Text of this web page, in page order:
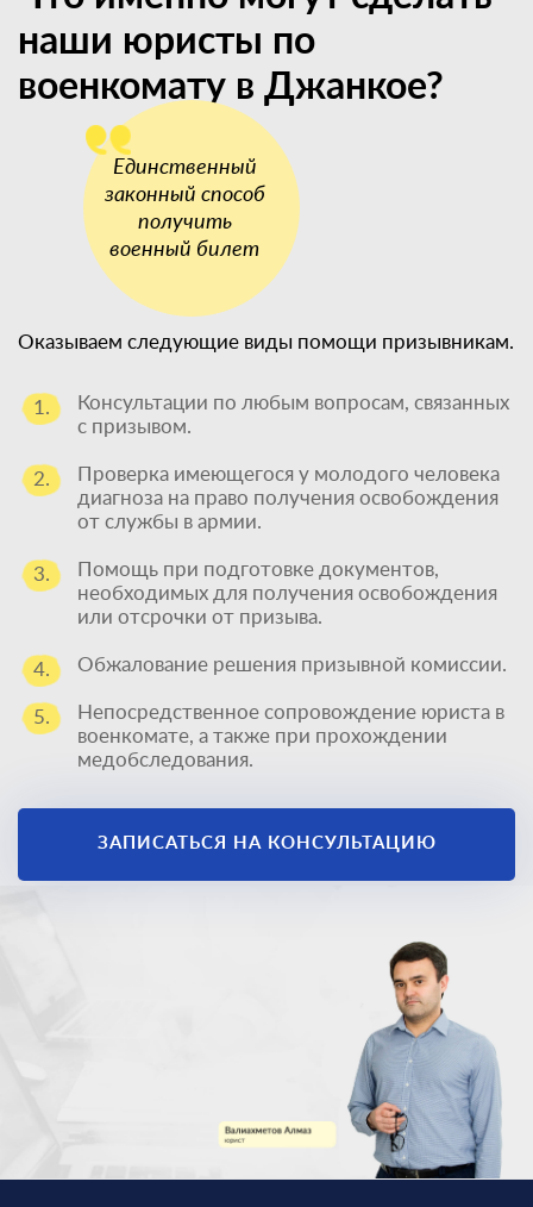
наши юристы по
военкомату в Джанкое?
Оказываем следующие виды помощи призывникам.
1.
Консультации по любым вопросам, связанных
с призывом.
2.
Проверка имеющегося у молодого человека
диагноза на право получения освобождения
от службы в армии.
3.
Помощь при подготовке документов,
необходимых для получения освобождения
или отсрочки от призыва.
4. Обжалование решения призывной комиссии.
5.
Непосредственное сопровождение юриста в
военкомате, а также при прохождении
медобследования.
ЗАПИСАТЬСЯ НА КОНСУЛЬТАЦИЮ